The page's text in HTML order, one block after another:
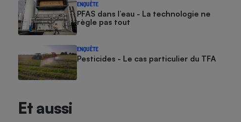
ENQUÊTE
PFAS dans l’eau - La technologie ne
règle pas tout
ENQUÊTE
Pesticides - Le cas particulier du TFA
Et aussi